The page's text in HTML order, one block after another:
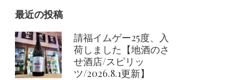
最近の投稿
請福イムゲー25度、入
荷しました【地酒のさ
せ酒店/スピリッ
ツ/2026.8.1更新】